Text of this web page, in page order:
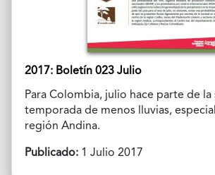
2017: Boletín 023 Julio
Para Colombia, julio hace parte de la
temporada de menos lluvias,
región Andina.
Publicado:1 Julio 2017